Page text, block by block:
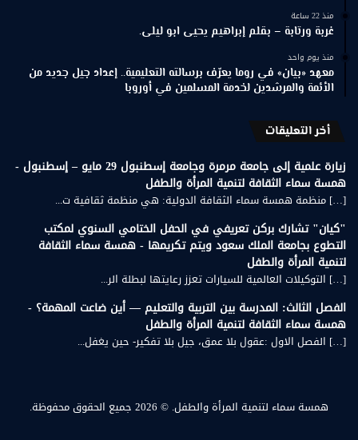
منذ 22 ساعة
غربة ورتابة – بقلم إبراهيم يحيى ابو ليلى.
منذ يوم واحد
معهد «بيان» في روما يعرّف برسالته التعليمية.. إعداد جيل جديد من
الأئمة والمرشدين لخدمة المسلمين في أوروبا
أخر التعليقات
زيارة علمية إلى جامعة مرمرة وجامعة إسطنبول 29 مايو – إسطنبول -
همسة سماء الثقافة لتنمية المرأة والطفل
[…] منظمة همسة سماء الثقافة الدولية: هي منظمة ثقافية ت...
"كيان" تشارك بركن تعريفي في الحفل الختامي السنوي لمكتب
التطوع بجامعة الملك سعود ويتم تكريمها - همسة سماء الثقافة
لتنمية المرأة والطفل
[…] التوكيلات العالمية للسيارات تعزز رعايتها لبطلة الر...
الفصل الثالث: المدرسة بين التربية والتعليم — أين ضاعت المهمة؟ -
همسة سماء الثقافة لتنمية المرأة والطفل
[…] الفصل الاول :عقول بلا عمق، جيل بلا تفكير- حين يغفل...
همسة سماء لتنمية المرأة والطفل. © 2026 جميع الحقوق محفوظة.